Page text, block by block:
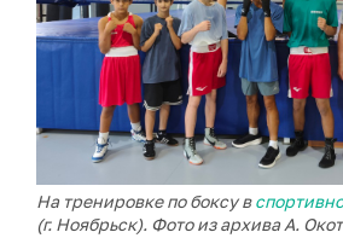
На тренировке по боксу в
(г. Ноябрьск). Фото из архива А.